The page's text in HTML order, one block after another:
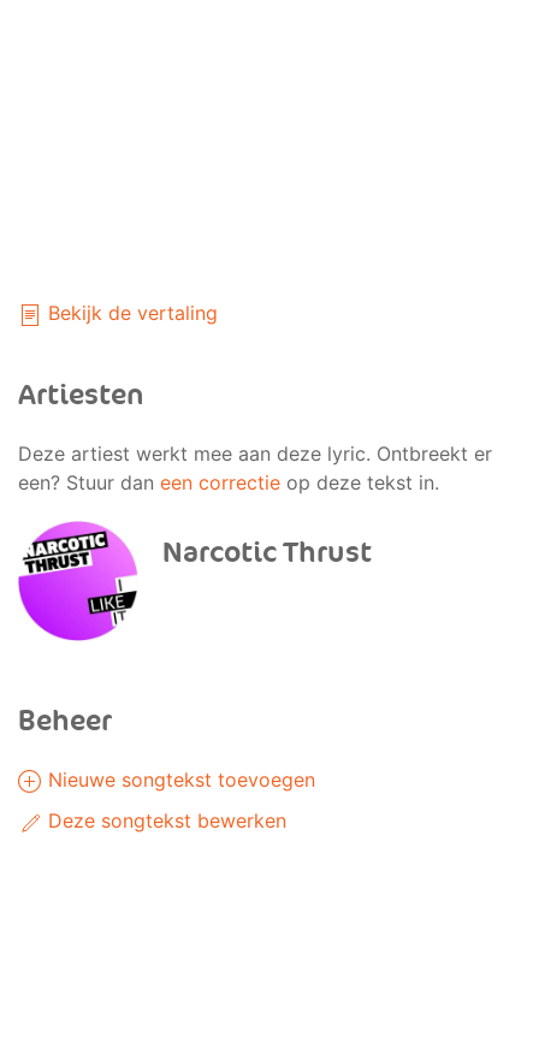
Bekijk de vertaling
Artiesten
Deze artiest werkt mee aan deze lyric. Ontbreekt er
een? Stuur dan een correctie op deze tekst in.
Narcotic Thrust
Beheer
Nieuwe songtekst toevoegen
Deze songtekst bewerken